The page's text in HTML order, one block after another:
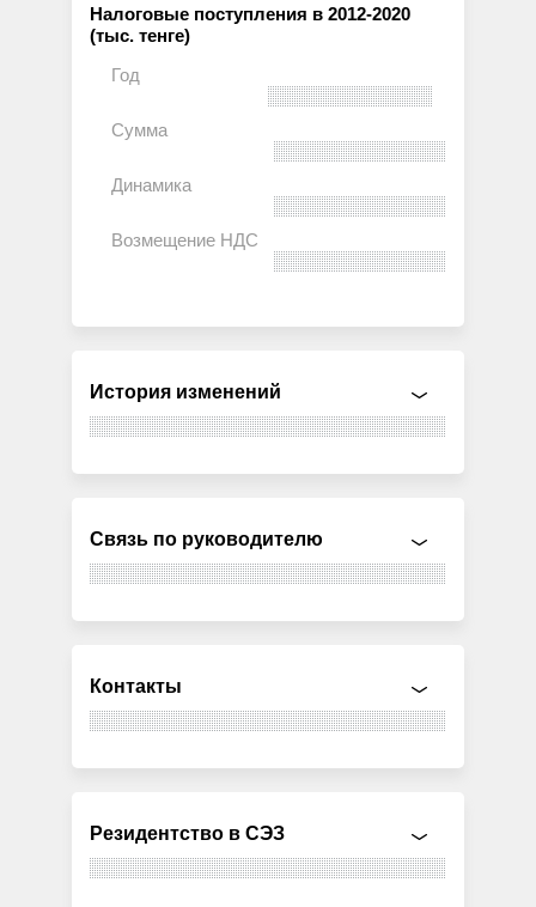
Налоговые поступления в 2012-2020
(тыс. тенге)
История изменений
Связь по руководителю
Контакты
Резидентство в СЭЗ